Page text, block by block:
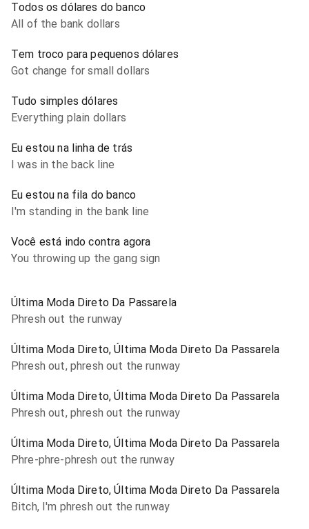
Todos os dólares do banco
All of the bank dollars
Tem troco para pequenos dólares
Got change for small dollars
Tudo simples dólares
Everything plain dollars
Eu estou na linha de trás
I was in the back line
Eu estou na fila do banco
I'm standing in the bank line
Você está indo contra agora
You throwing up the gang sign
Última Moda Direto Da Passarela
Phresh out the runway
Última Moda Direto, Última Moda Direto Da Passarela
Phresh out, phresh out the runway
Última Moda Direto, Última Moda Direto Da Passarela
Phresh out, phresh out the runway
Última Moda Direto, Última Moda Direto Da Passarela
Phre-phre-phresh out the runway
Última Moda Direto, Última Moda Direto Da Passarela
Bitch, I'm phresh out the runway